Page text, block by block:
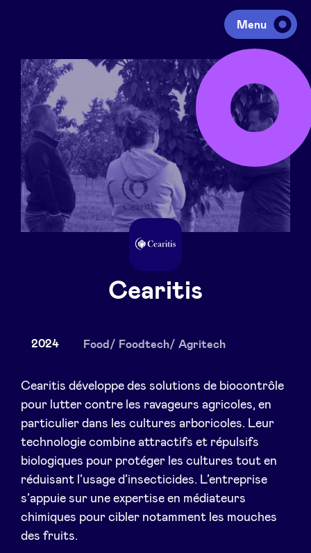
Menu
Investir
Lever des fonds
Portfolio
Agenda
À propos
Actualités
Avantages
BeAngels Academy
BeAngels Luxembourg
Cearitis
2024 Food/ Foodtech/ Agritech
Cearitis développe des solutions de biocontrôle
pour lutter contre les ravageurs agricoles, en
particulier dans les cultures arboricoles. Leur
technologie combine attractifs et répulsifs
biologiques pour protéger les cultures tout en
réduisant l’usage d’insecticides. L’entreprise
s’appuie sur une expertise en médiateurs
chimiques pour cibler notamment les mouches
des fruits.